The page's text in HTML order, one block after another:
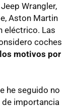
Wrangler,
Aston Martin
eléctrico. Las
coches
motivos por
he seguido no
de importancia